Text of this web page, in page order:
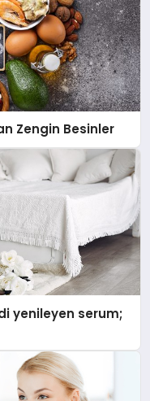
Zengin Besinler
yenileyen serum;